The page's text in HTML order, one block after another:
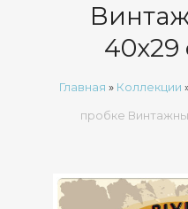
40х29
Главная » Коллекции
пробке